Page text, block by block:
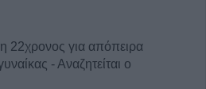
22χρονος για απόπειρα
- Αναζητείται ο